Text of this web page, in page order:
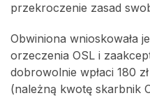
przekroczenie zasad
Obwiniona wnioskowała
orzeczenia OSL i
dobrowolnie wpłaci 180
(należną kwotę skarbnik